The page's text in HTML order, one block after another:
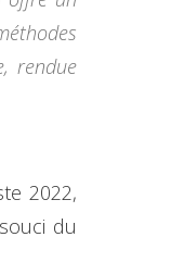
rendue
2022,
du